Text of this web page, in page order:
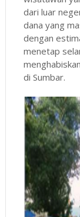
dari luar
dana yang
dengan
menetap
di Sumbar.